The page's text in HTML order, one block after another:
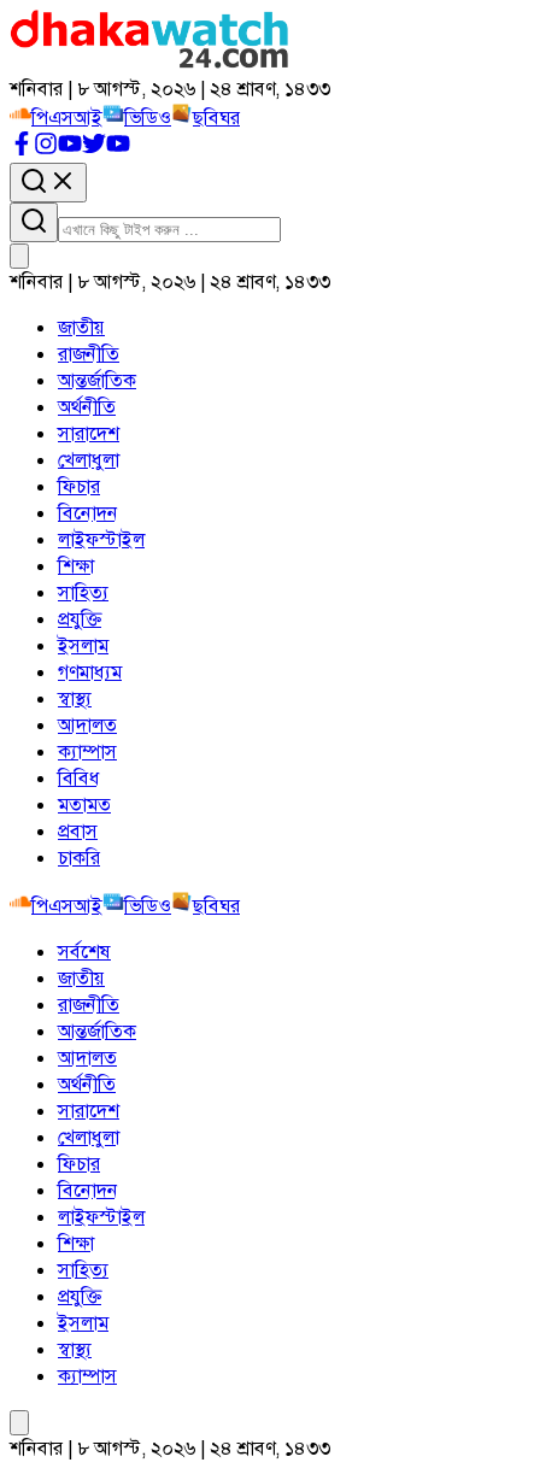
শনিবার | ৮ আগস্ট, ২০২৬ | ২৪ শ্রাবণ, ১৪৩৩
পিএসআই
ভিডিও ছবিঘর
শনিবার | ৮ আগস্ট, ২০২৬ | ২৪ শ্রাবণ, ১৪৩৩
জাতীয়
রাজনীতি
আন্তর্জাতিক
অর্থনীতি
সারাদেশ
খেলাধুলা
ফিচার
বিনোদন
লাইফস্টাইল
শিক্ষা
সাহিত্য
প্রযুক্তি
ইসলাম
গণমাধ্যম
স্বাস্থ্য
আদালত
ক্যাম্পাস
বিবিধ
মতামত
প্রবাস
চাকরি
পিএসআই
ভিডিও
ছবিঘর
সর্বশেষ
জাতীয়
রাজনীতি
আন্তর্জাতিক
আদালত
অর্থনীতি
সারাদেশ
খেলাধুলা
ফিচার
বিনোদন
লাইফস্টাইল
শিক্ষা
সাহিত্য
প্রযুক্তি
ইসলাম
স্বাস্থ্য
ক্যাম্পাস
শনিবার | ৮ আগস্ট, ২০২৬ | ২৪ শ্রাবণ, ১৪৩৩